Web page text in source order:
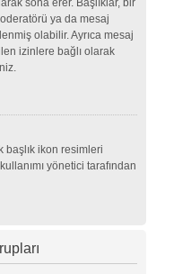
sona erer. Başlıklar, bir
ya da mesaj
olabilir. Ayrıca mesaj
izinlere bağlı olarak
başlık ikon resimleri
yönetici tarafından